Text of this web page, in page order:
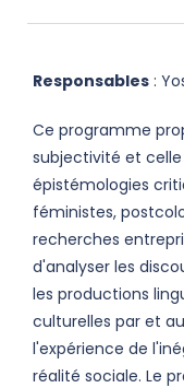
Responsables :
Ce programme
subjectivité et
épistémologies
féministes,
recherches
d'analyser les
les productions
culturelles par et
l'expérience de
réalité sociale. Le